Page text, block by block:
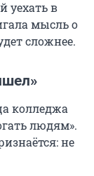
уехать в
мысль о
сложнее.
колледжа
людям».
не